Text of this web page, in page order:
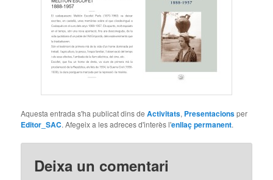
Aquesta entrada s'ha publicat dins deActivitats, Presentacionsper
Editor_SAC. Afegeix a les adreces d'interès l'enllaç permanent.
Deixa un comentari